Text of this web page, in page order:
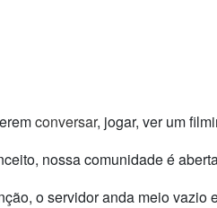
conversar, jogar, ver um
nossa comunidade é
o servidor anda meio